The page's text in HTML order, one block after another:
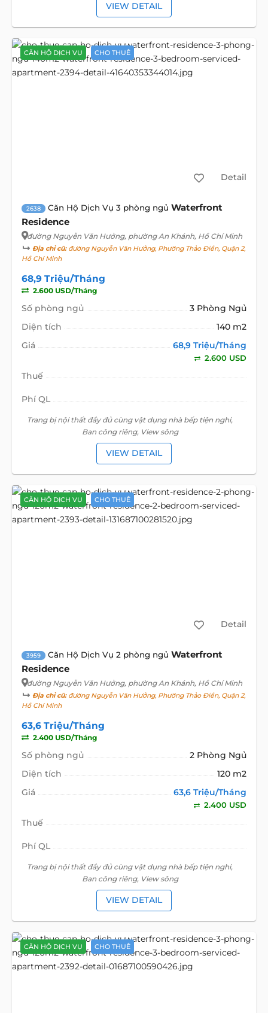
VIEW DETAIL
CĂN HỘ DỊCH VỤ CHO THUÊ
Detail
2638 Căn Hộ Dịch Vụ 3 phòng ngủ Waterfront
Residence
đường Nguyễn Văn Hưởng, phường An Khánh, Hồ Chí Minh
Địa chỉ cũ:đường Nguyễn Văn Hưởng, Phường Thảo Điền, Quận 2,
Hồ Chí Minh
68,9 Triệu/Tháng
2.600 USD/Tháng
Số phòng ngủ
3 Phòng Ngủ
Diện tích
140 m2
Giá
68,9 Triệu/Tháng
2.600 USD
Thuế
Phí QL
Trang bị nội thất đầy đủ cùng vật dụng nhà bếp tiện nghi,
Ban công riêng, View sông
VIEW DETAIL
CĂN HỘ DỊCH VỤ CHO THUÊ
Detail
3959 Căn Hộ Dịch Vụ 2 phòng ngủ Waterfront
Residence
đường Nguyễn Văn Hưởng, phường An Khánh, Hồ Chí Minh
Địa chỉ cũ:đường Nguyễn Văn Hưởng, Phường Thảo Điền, Quận 2,
Hồ Chí Minh
63,6 Triệu/Tháng
2.400 USD/Tháng
Số phòng ngủ
2 Phòng Ngủ
Diện tích
120 m2
Giá
63,6 Triệu/Tháng
2.400 USD
Thuế
Phí QL
Trang bị nội thất đầy đủ cùng vật dụng nhà bếp tiện nghi,
Ban công riêng, View sông
VIEW DETAIL
CĂN HỘ DỊCH VỤ CHO THUÊ